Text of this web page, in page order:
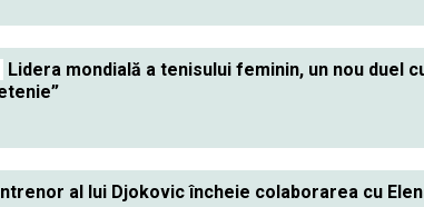
Lidera mondială a tenisului feminin, un nou duel
al lui Djokovic încheie colaborarea cu